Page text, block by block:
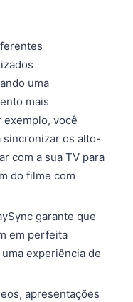
uma
mais
você
sincronizar os alto-
com a sua TV para
do filme com
garante que
em perfeita
experiência de
apresentações